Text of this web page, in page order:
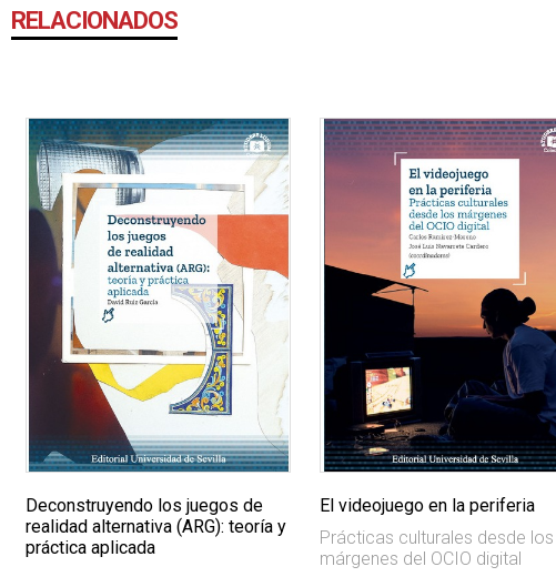
RELACIONADOS
Deconstruyendo los juegos de
realidad alternativa (ARG): teoría y
práctica aplicada
El videojuego en la periferia
Prácticas culturales desde los
márgenes del OCIO digital